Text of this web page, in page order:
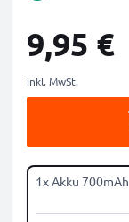
9,95 €
inkl. MwSt.
1x Akku 700mAh